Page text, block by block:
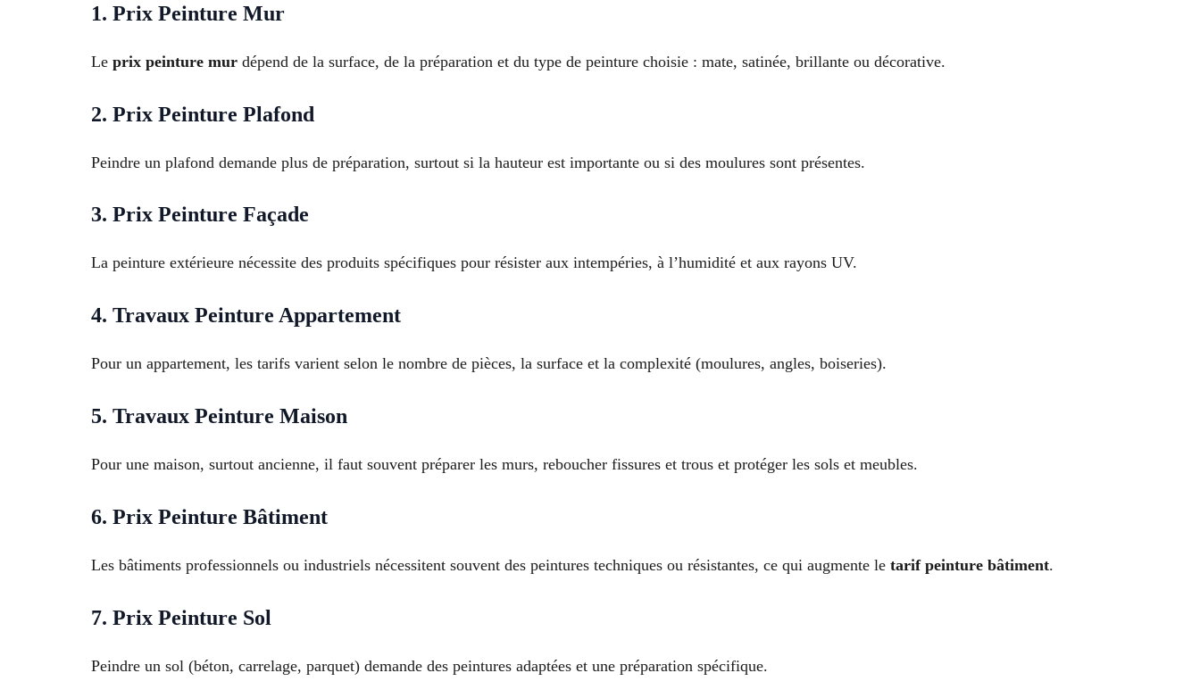
1. Prix Peinture Mur
Le prix peinture mur dépend de la surface, de la préparation et du type de peinture choisie : mate, satinée, brillante ou décorative.
2. Prix Peinture Plafond
Peindre un plafond demande plus de préparation, surtout si la hauteur est importante ou si des moulures sont présentes.
3. Prix Peinture Façade
La peinture extérieure nécessite des produits spécifiques pour résister aux intempéries, à l’humidité et aux rayons UV.
4. Travaux Peinture Appartement
Pour un appartement, les tarifs varient selon le nombre de pièces, la surface et la complexité (moulures, angles, boiseries).
5. Travaux Peinture Maison
Pour une maison, surtout ancienne, il faut souvent préparer les murs, reboucher fissures et trous et protéger les sols et meubles.
6. Prix Peinture Bâtiment
Les bâtiments professionnels ou industriels nécessitent souvent des peintures techniques ou résistantes, ce qui augmente le tarif peinture bâtiment.
7. Prix Peinture Sol
Peindre un sol (béton, carrelage, parquet) demande des peintures adaptées et une préparation spécifique.